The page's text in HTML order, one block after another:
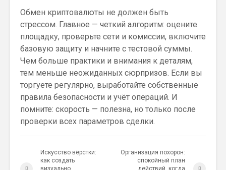
Обмен криптовалюты не должен быть
стрессом. Главное — четкий алгоритм: оцените
площадку, проверьте сети и комиссии, включите
базовую защиту и начните с тестовой суммы.
Чем больше практики и внимания к деталям,
тем меньше неожиданных сюрпризов. Если вы
торгуете регулярно, выработайте собственные
правила безопасности и учёт операций. И
помните: скорость — полезна, но только после
проверки всех параметров сделки.
Искусство вёрстки:
как создать
визуально
Организация похорон:
спокойный план
действий, когда